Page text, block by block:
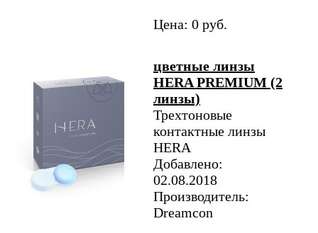
Цена: 0 руб.
цветные линзы
HERA PREMIUM (2
линзы)
Трехтоновые
контактные линзы
HERA
Добавлено:
02.08.2018
Производитель:
Dreamcon